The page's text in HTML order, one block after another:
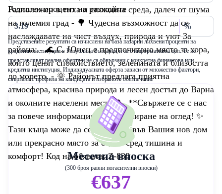
Разположен в тиха и спокойна среда, далеч от шума
на големия град - 🌳 Чудесна възможност да се
наслаждавате на чист въздух, природа и уют За
района: - 🌊 С. Юнец е предпочитано място за хора,
които ценят спокойствието, зеленината и близостта
до морето. - 🌞 Районът предлага приятна
атмосфера, красива природа и лесен достъп до Варна
и околните населени места. 📞 **Свържете се с нас
за повече информация и организиране на оглед! ✨
Тази къща може да се превърне във Вашия нов дом
или прекрасно място за отдих сред тишина и
комфорт! Код на обявата: Z-838
Годишен процент на разходите
%
Представените резултати са изчислени на база пазарни лихвени проценти на
кредитни институции в Република България и са с информативна цел. Те не
представляват реална оферта и не са обвързани с конкретна финансова или
кредитна институция. Индивидуалната оферта зависи от множество фактори,
свързани с профила на кандидата и избраното обезпечение
Месечна вноска
(300 броя равни погасителни вноски)
€637